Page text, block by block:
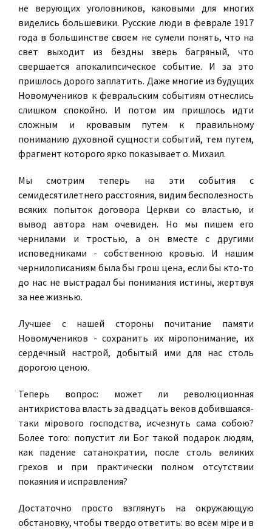
не верующих уголовников, каковыми для многих
виделись большевики. Русские люди в феврале 1917
года в большинстве своем не сумели понять, что на
свет выходит из бездны зверь багряный, что
свершается апокалипсическое событие. И за это
пришлось дорого заплатить. Даже многие из будущих
Новомучеников к февральским событиям отнеслись
слишком спокойно. И потом им пришлось идти
сложным и кровавым путем к правильному
пониманию духовной сущности событий, тем путем,
фрагмент которого ярко показывает о. Михаил.
Мы смотрим теперь на эти события с
семидесятилетнего расстояния, видим бесполезность
всяких попыток договора Церкви со властью, и
вывод автора нам очевиден. Но мы пишем его
чернилами и тростью, а он вместе с другими
исповедниками - собственною кровью. И нашим
чернилописаниям была бы грош цена, если бы кто-то
до нас не выстрадал бы понимания истины, жертвуя
за нее жизнью.
Лучшее с нашей стороны почитание памяти
Новомучеников - сохранить их мiропонимание, их
сердечный настрой, добытый ими для нас столь
дорогою ценою.
Теперь вопрос: может ли революционная
антихристова власть за двадцать веков добившаяся-
таки мiрового господства, исчезнуть сама собою?
Более того: попустит ли Бог такой подарок людям,
как падение сатанократии, после столь великих
грехов и при практически полном отсутствии
покаяния и исправления?
Достаточно просто взглянуть на окружающую
обстановку, чтобы твердо ответить: во всем мipe и в